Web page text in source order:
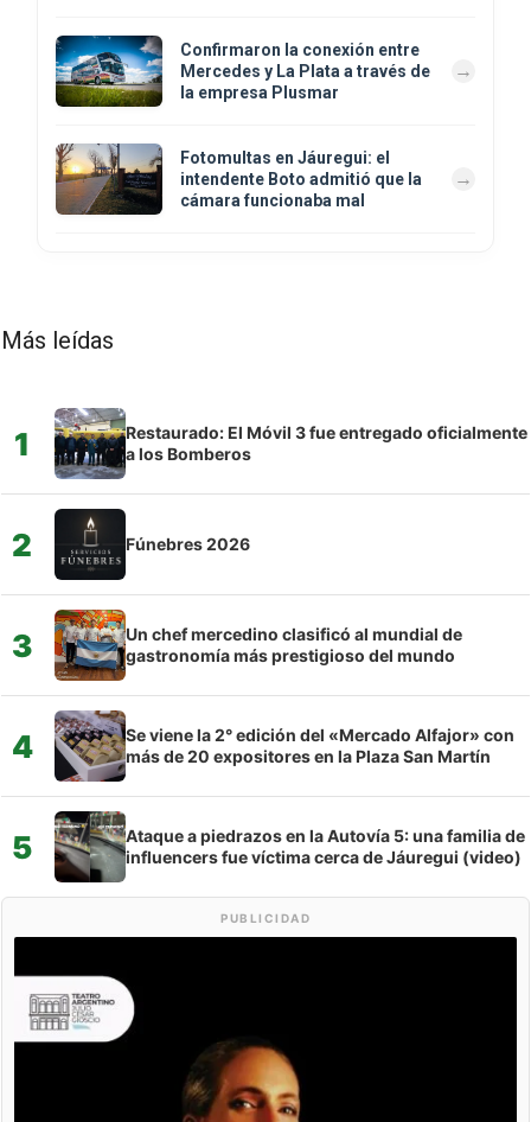
Confirmaron la conexión entre
Mercedes y La Plata a través de
la empresa Plusmar
Fotomultas en Jáuregui: el
intendente Boto admitió que la
cámara funcionaba mal
Más leídas
1
Restaurado: El Móvil 3 fue entregado oficialmente
a los Bomberos
2 Fúnebres 2026
3
Un chef mercedino clasificó al mundial de
gastronomía más prestigioso del mundo
4
Se viene la 2° edición del «Mercado Alfajor» con
más de 20 expositores en la Plaza San Martín
5
Ataque a piedrazos en la Autovía 5: una familia de
influencers fue víctima cerca de Jáuregui (video)
PUBLICIDAD